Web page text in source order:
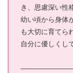
き、思慮深い性
幼い頃から身体
も大切に育てら
自分に優しくし